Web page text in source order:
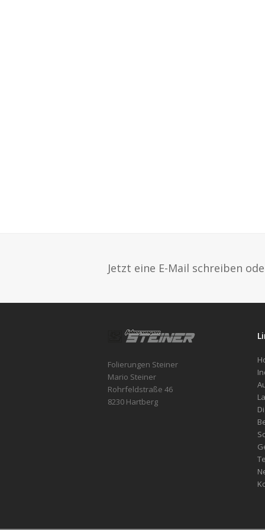
Jetzt eine E-Mail schreiben
Folierungen Steiner
Mario Steiner
Rohrfeldstraße 46
8230 Hartberg